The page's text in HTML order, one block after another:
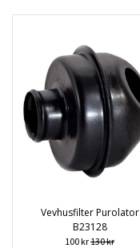
Vevhusfilter Purolator
B23128
100 kr130 kr